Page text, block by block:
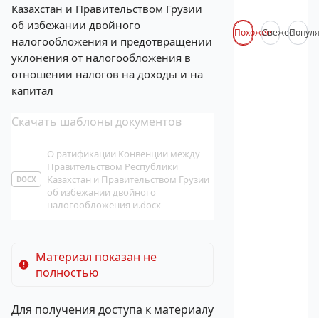
Казахстан и Правительством Грузии
об избежании двойного
налогообложения и предотвращении
уклонения от налогообложения в
отношении налогов на доходы и на
капитал
Скачать шаблоны документов
DOCX
О ратификации Конвенции между
Правительством Республики
Казахстан и Правительством Грузии
об избежании двойного
налогообложения и.docx
Материал показан не
полностью
Для получения доступа к материалу
ПохожееСвежее